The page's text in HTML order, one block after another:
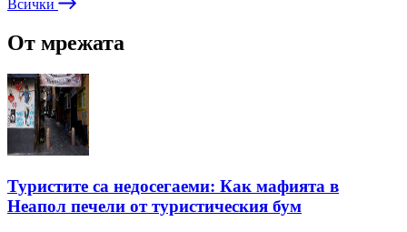
Всички
От мрежата
Туристите са недосегаеми: Как мафията в
Неапол печели от туристическия бум